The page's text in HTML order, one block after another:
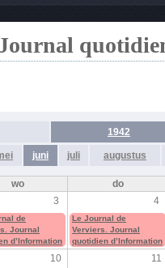
1942
juni juli augustus
wo do
3 4
de
Journal
d’Information
Le Journal de
Verviers. Journal
quotidien d’Information
10 11